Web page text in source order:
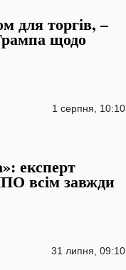
для торгів, –
щодо
1 серпня, 10:10
експерт
всім завжди
31 липня, 09:10